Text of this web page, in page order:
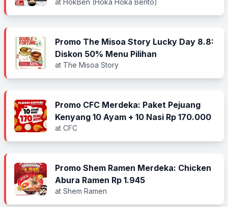
at HokBen (Hoka Hoka Bento)
Promo The Misoa Story Lucky Day 8.8:
Diskon 50% Menu Pilihan
at The Misoa Story
Promo CFC Merdeka: Paket Pejuang
Kenyang 10 Ayam + 10 Nasi Rp 170.000
at CFC
Promo Shem Ramen Merdeka: Chicken
Abura Ramen Rp 1.945
at Shem Ramen